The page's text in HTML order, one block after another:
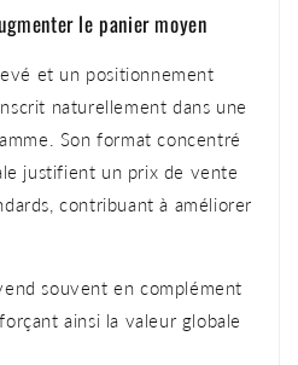
le panier moyen
et un positionnement
naturellement dans une
Son format concentré
justifient un prix de vente
contribuant à améliorer
souvent en complément
ainsi la valeur globale